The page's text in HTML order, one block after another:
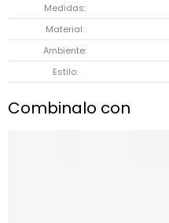
Medidas
Material
Ambiente
Estilo
Combinalo con